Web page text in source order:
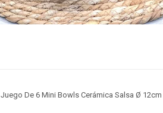
Juego De 6 Mini Bowls Cerámica Salsa Ø